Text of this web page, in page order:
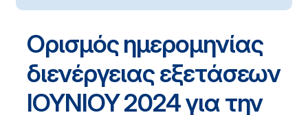
Ορισμός ημερομηνίας
διενέργειας εξετάσεων
ΙΟΥΝΙΟΥ 2024 για την